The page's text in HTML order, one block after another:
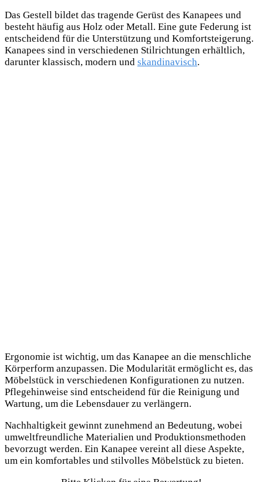
Das Gestell bildet das tragende Gerüst des Kanapees und
besteht häufig aus Holz oder Metall. Eine gute Federung ist
entscheidend für die Unterstützung und Komfortsteigerung.
Kanapees sind in verschiedenen Stilrichtungen erhältlich,
darunter klassisch, modern und skandinavisch.
Ergonomie ist wichtig, um das Kanapee an die menschliche
Körperform anzupassen. Die Modularität ermöglicht es, das
Möbelstück in verschiedenen Konfigurationen zu nutzen.
Pflegehinweise sind entscheidend für die Reinigung und
Wartung, um die Lebensdauer zu verlängern.
Nachhaltigkeit gewinnt zunehmend an Bedeutung, wobei
umweltfreundliche Materialien und Produktionsmethoden
bevorzugt werden. Ein Kanapee vereint all diese Aspekte,
um ein komfortables und stilvolles Möbelstück zu bieten.